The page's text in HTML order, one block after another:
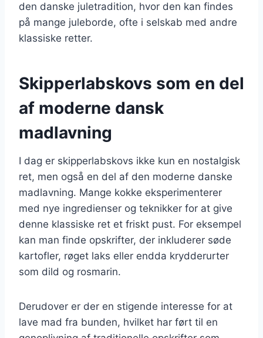
den danske juletradition, hvor den kan findes
på mange juleborde, ofte i selskab med andre
klassiske retter.
Skipperlabskovs som en del
af moderne dansk
madlavning
I dag er skipperlabskovs ikke kun en nostalgisk
ret, men også en del af den moderne danske
madlavning. Mange kokke eksperimenterer
med nye ingredienser og teknikker for at give
denne klassiske ret et friskt pust. For eksempel
kan man finde opskrifter, der inkluderer søde
kartofler, røget laks eller endda krydderurter
som dild og rosmarin.
Derudover er der en stigende interesse for at
lave mad fra bunden, hvilket har ført til en